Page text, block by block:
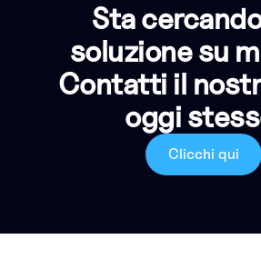
Sta
soluzione su
Contatti il
oggi
Clicchi qui